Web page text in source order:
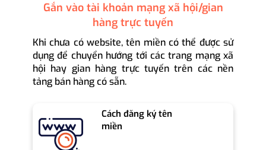
Gắn vào tài khoản mạng xã hội/gian
hàng trực tuyến
Khi chưa có website, tên miền có thể được sử
dụng để chuyển hướng tới các trang mạng xã
hội hay gian hàng trực tuyến trên các nền
tảng bán hàng có sẵn.
Cách đăng ký tên
miền